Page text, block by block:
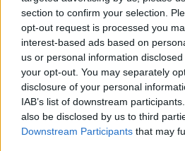
section to confirm your selection.
opt-out request is processed you
interest-based ads based on
us or personal information
your opt-out. You may separately
disclosure of your personal
IAB’s list of downstream
also be disclosed by us to third
Downstream Participants that may